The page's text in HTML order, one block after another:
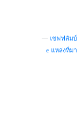
เชฟฟลัมบ์
แหล่งที่มา